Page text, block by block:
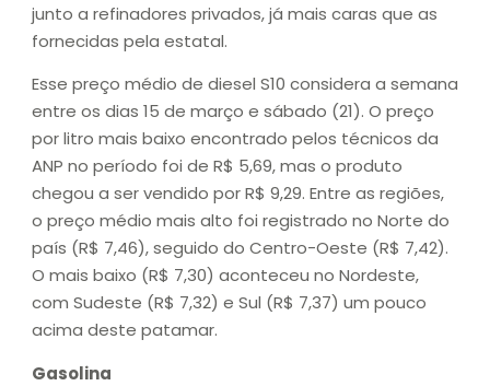
junto a refinadores privados, já mais caras que as
fornecidas pela estatal.
Esse preço médio de diesel S10 considera a semana
entre os dias 15 de março e sábado (21). O preço
por litro mais baixo encontrado pelos técnicos da
ANP no período foi de R$ 5,69, mas o produto
chegou a ser vendido por R$ 9,29. Entre as regiões,
o preço médio mais alto foi registrado no Norte do
país (R$ 7,46), seguido do Centro-Oeste (R$ 7,42).
O mais baixo (R$ 7,30) aconteceu no Nordeste,
com Sudeste (R$ 7,32) e Sul (R$ 7,37) um pouco
acima deste patamar.
Gasolina